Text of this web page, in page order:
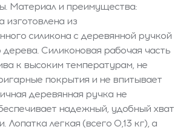
Материал и преимущества:
изготовлена из
силикона с деревянной ручкой
дерева. Силиконовая рабочая часть
к высоким температурам, не
покрытия и не впитывает
деревянная ручка не
надежный, удобный хват
Лопатка легкая (всего 0,13 кг), а